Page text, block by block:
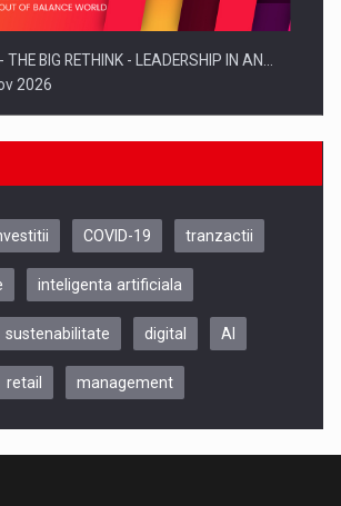
BIG RETHINK - LEADERSHIP IN AN…
2026
it Happen!, CLUJ, 9 Decembrie
COVID-19 tranzactii
inteligenta artificiala
sustenabilitate digital AI
retail management